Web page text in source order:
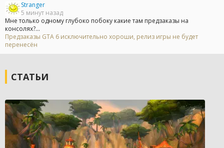
Stranger
5 минут назад
Мне только одному глубоко побоку какие там предзаказы на
консолях?...
Предзаказы GTA 6 исключительно хороши, релиз игры не будет
перенесён
СТАТЬИ